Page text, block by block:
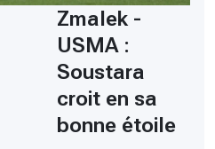
Zmalek -
USMA :
Soustara
croit en sa
bonne étoile